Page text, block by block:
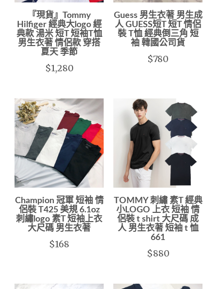
『現貨』Tommy
Hilfiger 經典大logo 經
典款 湯米 短T 短袖T恤
男生衣著 情侶款 穿搭
夏天 季節
$1,280
Guess 男生衣著 男生成
人 GUESS短T 短T 情侶
裝 T恤 經典倒三角 短
袖 韓國公司貨
$780
Champion 冠軍 短袖 情
侶裝 T425 美規 6.1oz
刺繡logo 素T 短袖上衣
大尺碼 男生衣著
$168
TOMMY 刺繡 素T 經典
小LOGO 上衣 短袖 情
侶裝 t shirt 大尺碼 成
人 男生衣著 短袖 t 恤
661
$880